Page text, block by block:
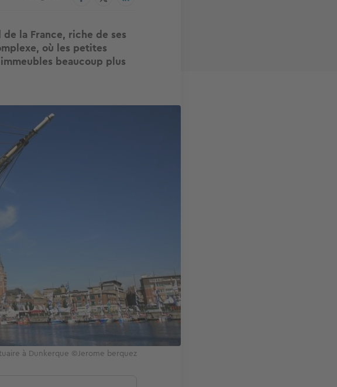
la France, riche de ses
où les petites
beaucoup plus
à Dunkerque ©Jerome berquez